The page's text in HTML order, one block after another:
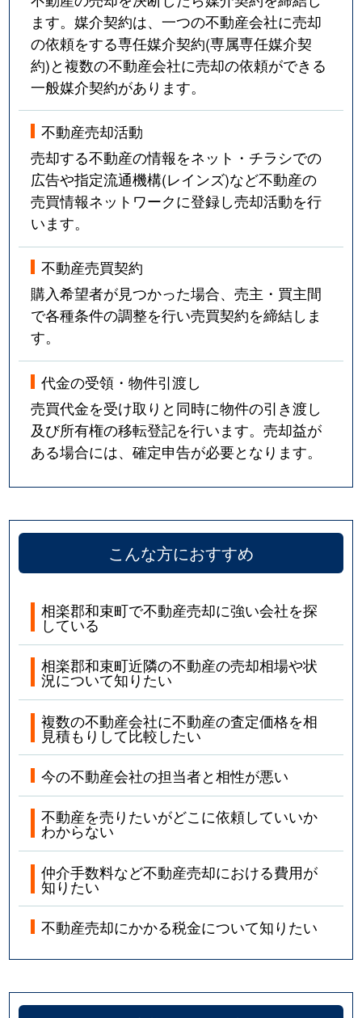
ます。媒介契約は、一つの不動産会社に売却
の依頼をする専任媒介契約(専属専任媒介契
約)と複数の不動産会社に売却の依頼ができる
一般媒介契約があります。
不動産売却活動
売却する不動産の情報をネット・チラシでの
広告や指定流通機構(レインズ)など不動産の
売買情報ネットワークに登録し売却活動を行
います。
不動産売買契約
購入希望者が見つかった場合、売主・買主間
で各種条件の調整を行い売買契約を締結しま
す。
代金の受領・物件引渡し
売買代金を受け取りと同時に物件の引き渡し
及び所有権の移転登記を行います。売却益が
ある場合には、確定申告が必要となります。
こんな方におすすめ
相楽郡和束町で不動産売却に強い会社を探
している
相楽郡和束町近隣の不動産の売却相場や状
況について知りたい
複数の不動産会社に不動産の査定価格を相
見積もりして比較したい
今の不動産会社の担当者と相性が悪い
不動産を売りたいがどこに依頼していいか
わからない
仲介手数料など不動産売却における費用が
知りたい
不動産売却にかかる税金について知りたい